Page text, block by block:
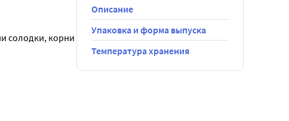
солодки, корни
Описание
Упаковка и форма выпуска
Температура хранения